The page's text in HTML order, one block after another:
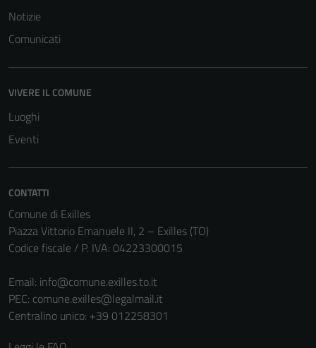
Notizie
Comunicati
VIVERE IL COMUNE
Luoghi
Eventi
CONTATTI
Comune di Exilles
Piazza Vittorio Emanuele II, 2 – Exilles (TO)
Codice fiscale / P. IVA: 04223300015
Email: info@comune.exilles.to.it
PEC: comune.exilles@legalmail.it
Centralino unico: +39 012258301